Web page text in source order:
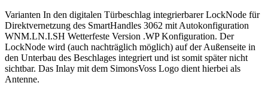
Varianten In den digitalen Türbeschlag integrierbarer LockNode für
Direktvernetzung des SmartHandles 3062 mit Autokonfiguration
WNM.LN.I.SH Wetterfeste Version .WP Konfiguration. Der
LockNode wird (auch nachträglich möglich) auf der Außenseite in
den Unterbau des Beschlages integriert und ist somit später nicht
sichtbar. Das Inlay mit dem SimonsVoss Logo dient hierbei als
Antenne.